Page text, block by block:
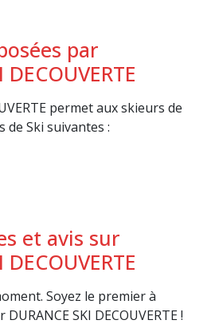
par
DECOUVERTE
permet aux skieurs de
de Ski suivantes :
et avis sur
DECOUVERTE
Soyez le premier à
SKI DECOUVERTE !